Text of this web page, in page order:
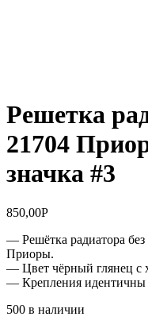
Решетка
21704
значка #3
850,00Р
— Решётка радиатора без
Приоры.
— Цвет чёрный глянец с
— Крепления идентичны
500 в наличии